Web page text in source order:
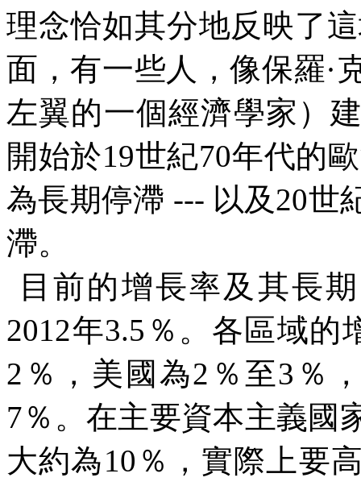
理念恰如其分地反映了
面，有一些人，像保羅·
左翼的一個經濟學家）
開始於19世紀70年代的
為長期停滯 --- 以及20世
滯。
目前的增長率及其長
2012年3.5 ％。各區域的
2 ％，美國為2 ％至3 ％
7％。在主要資本主義國
大約為10 ％，實際上要